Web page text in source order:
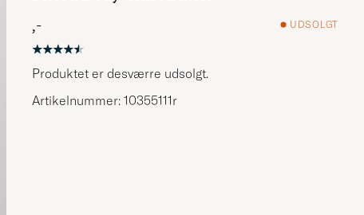
,-
UDSOLGT
Produktet er desværre udsolgt.
Artikelnummer: 10355111r